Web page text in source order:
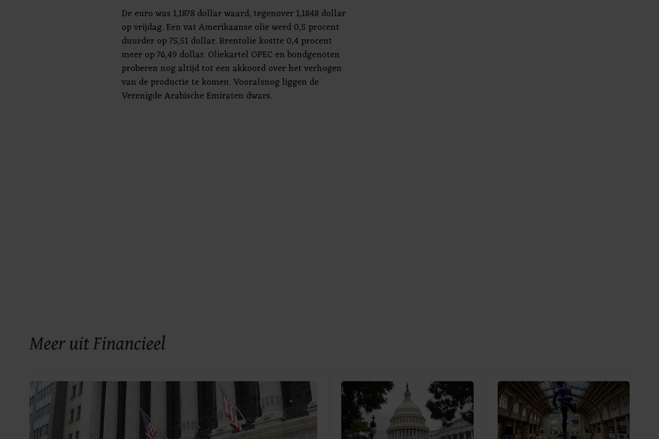
De euro was 1,1878 dollar waard, tegenover 1,1848 dollar
op vrijdag. Een vat Amerikaanse olie werd 0,5 procent
duurder op 75,51 dollar. Brentolie kostte 0,4 procent
meer op 76,49 dollar. Oliekartel OPEC en bondgenoten
proberen nog altijd tot een akkoord over het verhogen
van de productie te komen. Vooralsnog liggen de
Verenigde Arabische Emiraten dwars.
Meer uit Financieel